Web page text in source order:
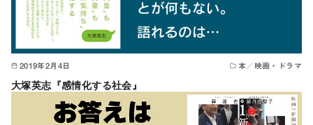
2019年2月4日 本／映画・ドラマ
大塚英志『感情化する社会』